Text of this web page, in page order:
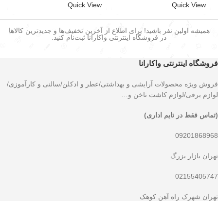
Quick View
Quick View
همیشه اولین نفر باشید! برای اطلاع از آخرین تخفیف‌ها و جدیدترین کالاها
در فروشگاه اینترنتی واکارانا ثبت‌نام کنید.
فروشگاه اینترنتی واکارانا
فروش ویژه محصولات آرایشی و بهداشتی/عطر و ادکلن/سالنی و کارآموزی/
لوازم برقی/لوازم کاشت ناخن و…
(تماس فقط در تایم اداری)
09201868968
تهران بازار بزرگ
02155405747
تهران شهرک راه آهن کوهک